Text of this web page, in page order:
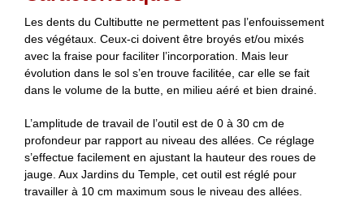
Les dents du Cultibutte ne permettent pas l’enfouissement
des végétaux. Ceux-ci doivent être broyés et/ou mixés
avec la fraise pour faciliter l’incorporation. Mais leur
évolution dans le sol s’en trouve facilitée, car elle se fait
dans le volume de la butte, en milieu aéré et bien drainé.
L’amplitude de travail de l’outil est de 0 à 30 cm de
profondeur par rapport au niveau des allées. Ce réglage
s’effectue facilement en ajustant la hauteur des roues de
jauge. Aux Jardins du Temple, cet outil est réglé pour
travailler à 10 cm maximum sous le niveau des allées.